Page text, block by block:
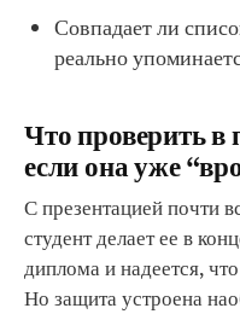
Совпадает ли
реально
Что проверить в
если она уже
С презентацией почти
студент делает ее в
диплома и надеется,
Но защита устроена